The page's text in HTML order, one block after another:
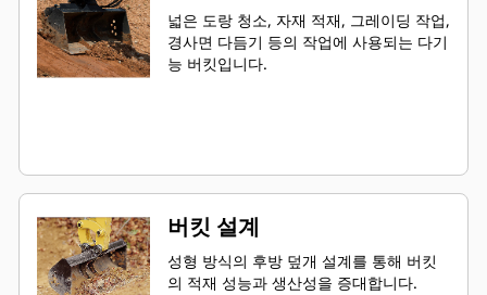
넓은 도랑 청소, 자재 적재, 그레이딩 작업,
경사면 다듬기 등의 작업에 사용되는 다기
능 버킷입니다.
버킷 설계
성형 방식의 후방 덮개 설계를 통해 버킷
의 적재 성능과 생산성을 증대합니다.